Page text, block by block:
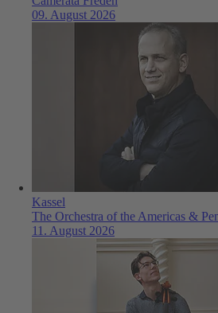
09. August 2026
Kassel
The Orchestra of the Americas &
11. August 2026